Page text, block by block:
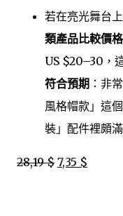
若在亮光舞台
類產品比較價格
US $20–30，
符合預期 ：非
風格帽款」這
裝」配件裡頗
28,19 $ 7,35 $